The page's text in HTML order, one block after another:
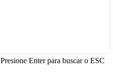
Presione Enter para buscar o ESC